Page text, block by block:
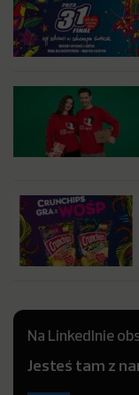
Na LinkedInie
Jesteś tam z